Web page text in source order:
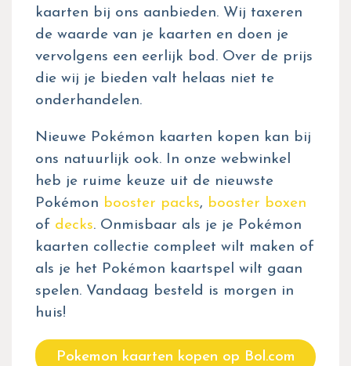
kaarten bij ons aanbieden. Wij taxeren
de waarde van je kaarten en doen je
vervolgens een eerlijk bod. Over de prijs
die wij je bieden valt helaas niet te
onderhandelen.
Nieuwe Pokémon kaarten kopen kan bij
ons natuurlijk ook. In onze webwinkel
heb je ruime keuze uit de nieuwste
Pokémon booster packs, booster boxen
of decks. Onmisbaar als je je Pokémon
kaarten collectie compleet wilt maken of
als je het Pokémon kaartspel wilt gaan
spelen. Vandaag besteld is morgen in
huis!
Pokemon kaarten kopen op Bol.com